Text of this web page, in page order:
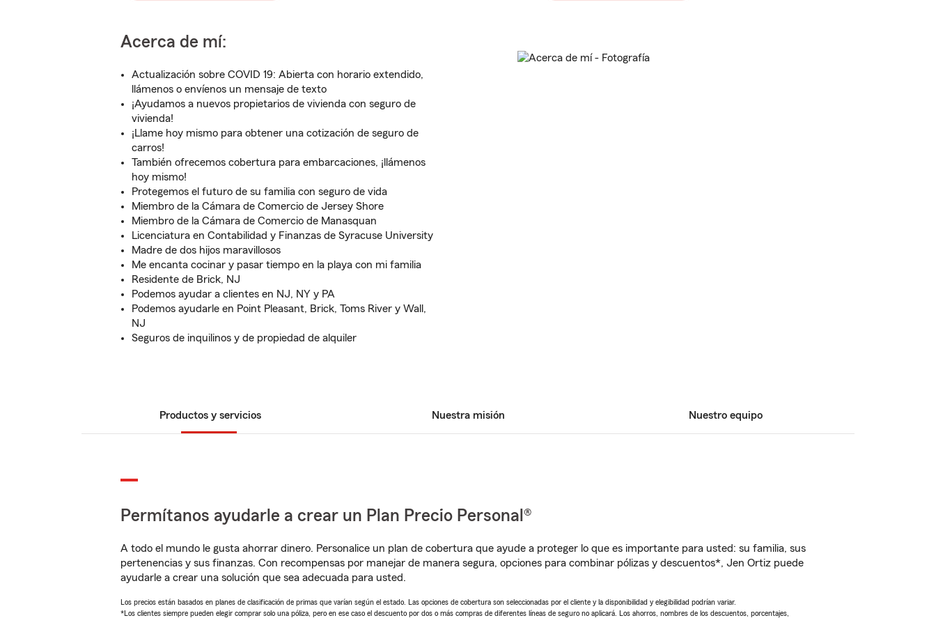
Acerca de mí:
Actualización sobre COVID 19: Abierta con horario extendido,
llámenos o envíenos un mensaje de texto
¡Ayudamos a nuevos propietarios de vivienda con seguro de
vivienda!
¡Llame hoy mismo para obtener una cotización de seguro de
carros!
También ofrecemos cobertura para embarcaciones, ¡llámenos
hoy mismo!
Protegemos el futuro de su familia con seguro de vida
Miembro de la Cámara de Comercio de Jersey Shore
Miembro de la Cámara de Comercio de Manasquan
Licenciatura en Contabilidad y Finanzas de Syracuse University
Madre de dos hijos maravillosos
Me encanta cocinar y pasar tiempo en la playa con mi familia
Residente de Brick, NJ
Podemos ayudar a clientes en NJ, NY y PA
Podemos ayudarle en Point Pleasant, Brick, Toms River y Wall,
NJ
Seguros de inquilinos y de propiedad de alquiler
Productos y servicios Nuestra misión Nuestro equipo
Permítanos ayudarle a crear un Plan Precio Personal®
A todo el mundo le gusta ahorrar dinero. Personalice un plan de cobertura que ayude a proteger lo que es importante para usted: su familia, sus
pertenencias y sus finanzas. Con recompensas por manejar de manera segura, opciones para combinar pólizas y descuentos*, Jen Ortiz puede
ayudarle a crear una solución que sea adecuada para usted.
Los precios están basados en planes de clasificación de primas que varían según el estado. Las opciones de cobertura son seleccionadas por el cliente y la disponibilidad y elegibilidad podrían variar.
*Los clientes siempre pueden elegir comprar solo una póliza, pero en ese caso el descuento por dos o más compras de diferentes líneas de seguro no aplicará. Los ahorros, nombres de los descuentos, porcentajes,